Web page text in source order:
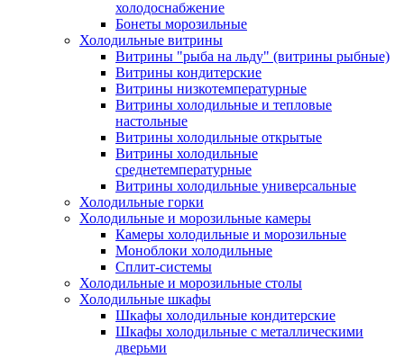
холодоснабжение
Бонеты морозильные
Холодильные витрины
Витрины "рыба на льду" (витрины рыбные)
Витрины кондитерские
Витрины низкотемпературные
Витрины холодильные и тепловые
настольные
Витрины холодильные открытые
Витрины холодильные
среднетемпературные
Витрины холодильные универсальные
Холодильные горки
Холодильные и морозильные камеры
Камеры холодильные и морозильные
Моноблоки холодильные
Сплит-системы
Холодильные и морозильные столы
Холодильные шкафы
Шкафы холодильные кондитерские
Шкафы холодильные с металлическими
дверьми